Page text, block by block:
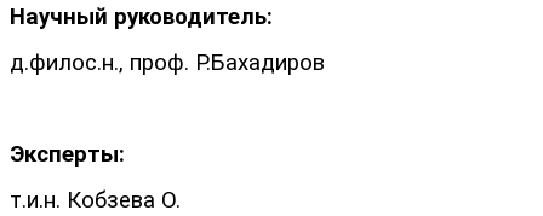
Научный руководитель:
д.филос.н., проф. Р.Бахадиров
Эксперты:
т.и.н. Кобзева О.